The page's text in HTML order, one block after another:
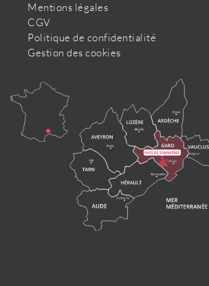
Mentions légales
CGV
Politique de confidentialité
Gestion des cookies